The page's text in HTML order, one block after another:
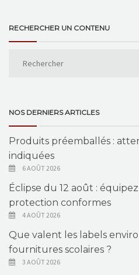
RECHERCHER UN CONTENU
NOS DERNIERS ARTICLES
Produits préemballés :
indiquées
6 AOÛT 2026
Éclipse du 12 août :
protection conformes
4 AOÛT 2026
Que valent les labels
fournitures scolaires ?
3 AOÛT 2026